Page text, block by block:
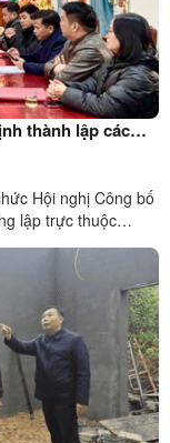
thành lập các
xã và các quyết
Hội nghị Công bố
lập trực thuộc
Chủ tịch UBND
thuộc ...